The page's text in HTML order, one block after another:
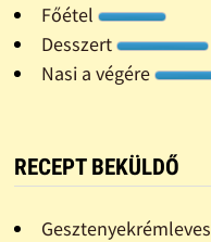
Főétel
Desszert
Nasi a végére
RECEPT BEKÜLDŐ
Gesztenyekrémleves